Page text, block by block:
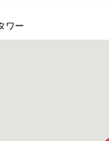
ワー